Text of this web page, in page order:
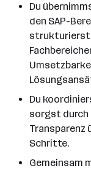
Du
den SAP-
strukturierst
Du
sorgst
Transparenz
Schritte.
Gemeinsam